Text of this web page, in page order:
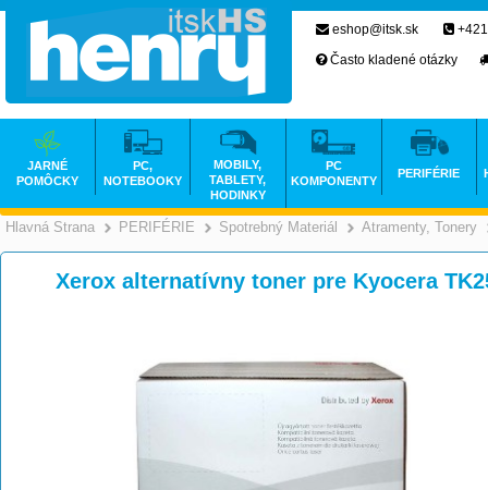
Hlavná Strana >
PERIFÉRIE >
Spotrebný Materiál >
Atramenty, Tonery
Xerox alternatívny toner pre Kyocera
eshop@itsk.sk
Často kladené otázky
JARNÉ
POMÔCKY
PC,
NOTEBOOKY
MOBILY,
TABLETY,
HODINKY
PC
KOMPONENTY
PERIFÉRIE